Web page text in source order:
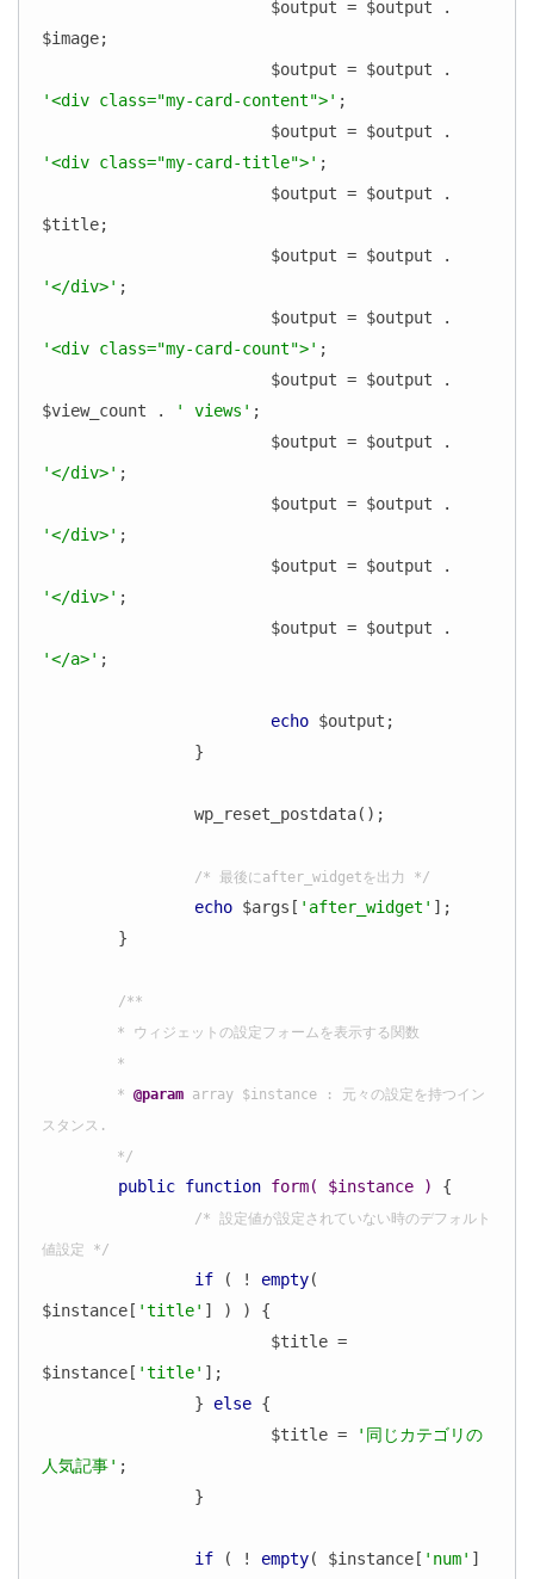
$image;
'<div class="my-card-content">' ;
'<div class="my-card-title">' ;
$title;
'</div>' ;
'<div class="my-card-count">' ;
$view_count .
' views' ;
'</div>' ;
'</div>' ;
'</div>' ;
'</a>' ;
echo $output;
/* 最後にafter_widgetを出力 */
echo $args[ 'after_widget' ];
/**
	 *
@param array $instance : 元々の設定を持つイン
スタンス.
	 */
public function form( $instance ) {
/* 設定値が設定されていない時のデフォルト
値設定 */
if ( ! empty(
$instance[ 'title' ] ) ) {
$instance[ 'title' ];
		}
else {
			$title =
'同じカテゴリの
人気記事' ;
if ( ! empty( $instance[ 'num' ]